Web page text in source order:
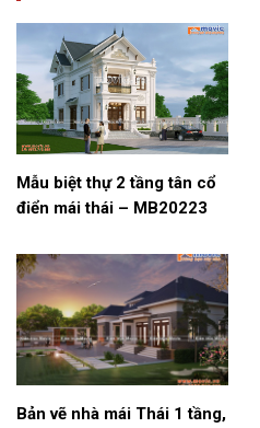
Mẫu biệt thự 2 tầng tân cổ
điển mái thái – MB20223
Bản vẽ nhà mái Thái 1 tầng,